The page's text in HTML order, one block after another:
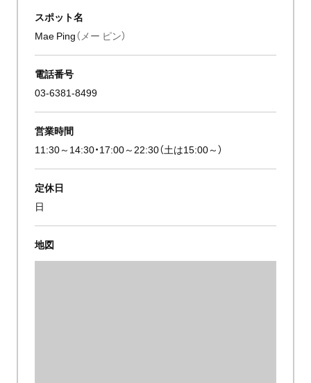
スポット名
Mae Ping（メー ピン）
電話番号
03-6381-8499
営業時間
11:30～14:30・17:00～22:30（土は15:00～）
定休日
日
地図